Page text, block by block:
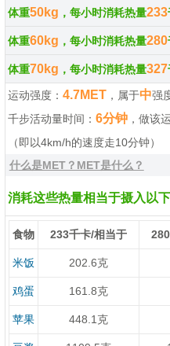
体重50kg ，每小时消耗热量233
体重60kg ，每小时消耗热量280
体重70kg ，每小时消耗热量327
运动强度：4.7MET ，属于中强
千步活动量时间：6分钟 ，做该
（即以4km/h的速度走10分钟）
什么是MET？MET是什么？
消耗这些热量相当于摄入以下
食物 233千卡/相当于
米饭 202.6克
鸡蛋 161.8克
苹果 448.1克